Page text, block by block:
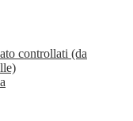
controllati (da